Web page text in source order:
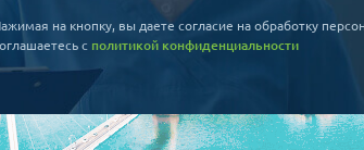
на кнопку, вы даете согласие на обработку
c политикой конфиденциальности